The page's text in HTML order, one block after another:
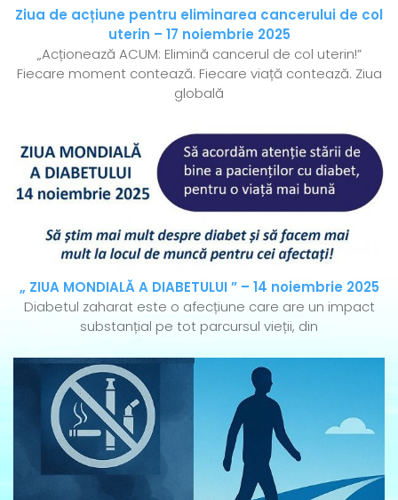
Ziua de acțiune pentru eliminarea cancerului de col
uterin – 17 noiembrie 2025
„Acționează ACUM: Elimină cancerul de col uterin!”
Fiecare moment contează. Fiecare viață contează. Ziua
globală
„ ZIUA MONDIALĂ A DIABETULUI ” – 14 noiembrie 2025
Diabetul zaharat este o afecțiune care are un impact
substanțial pe tot parcursul vieții, din